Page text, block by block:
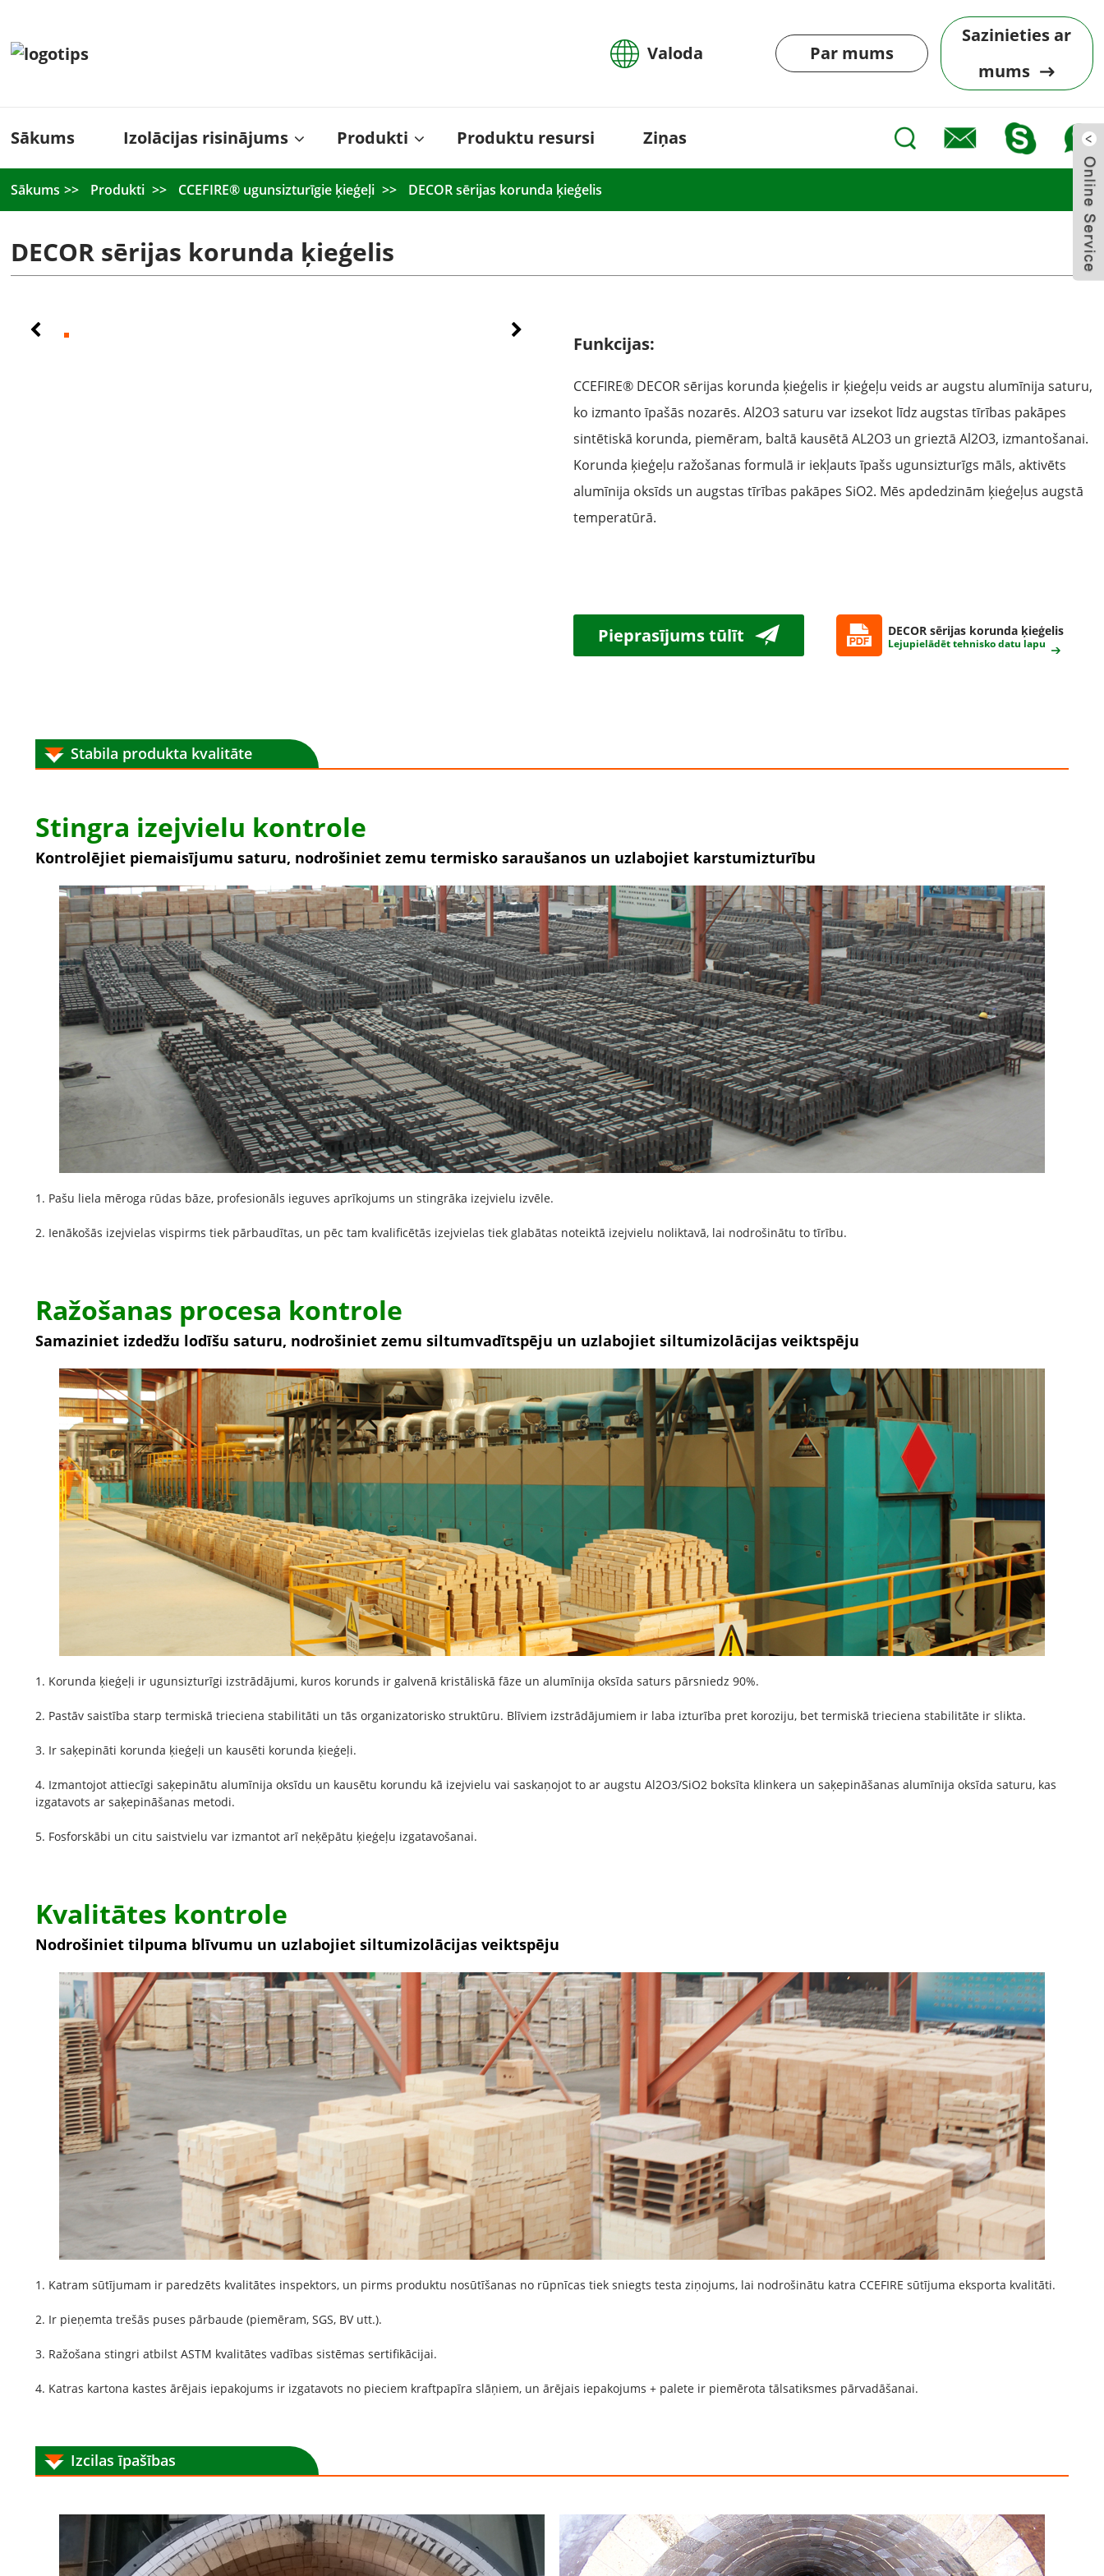
Valoda Par mums
Sazinieties ar
mums
Sākums Izolācijas risinājums Produkti Produktu resursi Ziņas
Sākums Produkti CCEFIRE® ugunsizturīgie ķieģeļi DECOR sērijas korunda ķieģelis
DECOR sērijas korunda ķieģelis
Funkcijas:
CCEFIRE® DECOR sērijas korunda ķieģelis ir ķieģeļu veids ar augstu alumīnija saturu,
ko izmanto īpašās nozarēs. Al2O3 saturu var izsekot līdz augstas tīrības pakāpes
sintētiskā korunda, piemēram, baltā kausētā AL2O3 un grieztā Al2O3, izmantošanai.
Korunda ķieģeļu ražošanas formulā ir iekļauts īpašs ugunsizturīgs māls, aktivēts
alumīnija oksīds un augstas tīrības pakāpes SiO2. Mēs apdedzinām ķieģeļus augstā
temperatūrā.
Pieprasījums tūlīt DECOR sērijas korunda ķieģelis
Lejupielādēt tehnisko datu lapu
Stabila produkta kvalitāte
Stingra izejvielu kontrole
Kontrolējiet piemaisījumu saturu, nodrošiniet zemu termisko saraušanos un uzlabojiet karstumizturību
1. Pašu liela mēroga rūdas bāze, profesionāls ieguves aprīkojums un stingrāka izejvielu izvēle.
2. Ienākošās izejvielas vispirms tiek pārbaudītas, un pēc tam kvalificētās izejvielas tiek glabātas noteiktā izejvielu noliktavā, lai nodrošinātu to tīrību.
Ražošanas procesa kontrole
Samaziniet izdedžu lodīšu saturu, nodrošiniet zemu siltumvadītspēju un uzlabojiet siltumizolācijas veiktspēju
1. Korunda ķieģeļi ir ugunsizturīgi izstrādājumi, kuros korunds ir galvenā kristāliskā fāze un alumīnija oksīda saturs pārsniedz 90%.
2. Pastāv saistība starp termiskā trieciena stabilitāti un tās organizatorisko struktūru. Blīviem izstrādājumiem ir laba izturība pret koroziju, bet termiskā trieciena stabilitāte ir slikta.
3. Ir saķepināti korunda ķieģeļi un kausēti korunda ķieģeļi.
4. Izmantojot attiecīgi saķepinātu alumīnija oksīdu un kausētu korundu kā izejvielu vai saskaņojot to ar augstu Al2O3/SiO2 boksīta klinkera un saķepināšanas alumīnija oksīda saturu, kas
izgatavots ar saķepināšanas metodi.
5. Fosforskābi un citu saistvielu var izmantot arī neķēpātu ķieģeļu izgatavošanai.
Kvalitātes kontrole
Nodrošiniet tilpuma blīvumu un uzlabojiet siltumizolācijas veiktspēju
1. Katram sūtījumam ir paredzēts kvalitātes inspektors, un pirms produktu nosūtīšanas no rūpnīcas tiek sniegts testa ziņojums, lai nodrošinātu katra CCEFIRE sūtījuma eksporta kvalitāti.
2. Ir pieņemta trešās puses pārbaude (piemēram, SGS, BV utt.).
3. Ražošana stingri atbilst ASTM kvalitātes vadības sistēmas sertifikācijai.
4. Katras kartona kastes ārējais iepakojums ir izgatavots no pieciem kraftpapīra slāņiem, un ārējais iepakojums + palete ir piemērota tālsatiksmes pārvadāšanai.
Izcilas īpašības